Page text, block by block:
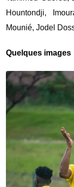
Hountondji,
Mounié, Jodel
Quelques images